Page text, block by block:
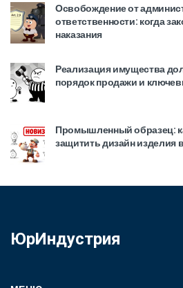
Освобождение от
ответственности: когда
наказания
Реализация имущества
порядок продажи и
Промышленный образец:
защитить дизайн изделия
ЮрИндустрия